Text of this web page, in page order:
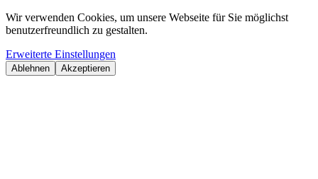
Wir verwenden Cookies, um unsere Webseite für Sie möglichst
benutzerfreundlich zu gestalten.
Erweiterte Einstellungen
Ablehnen Akzeptieren